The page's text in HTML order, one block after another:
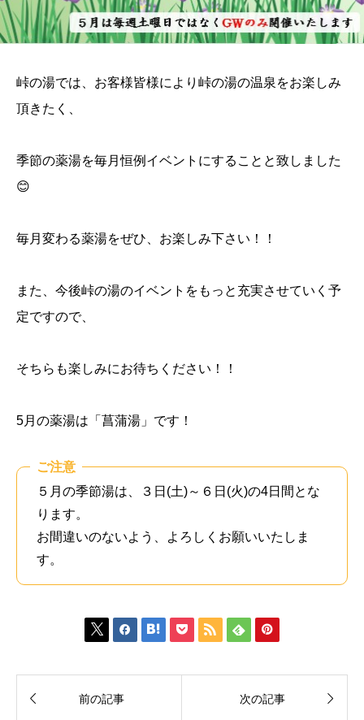
峠の湯では、お客様皆様により峠の湯の温泉をお楽しみ
頂きたく、
季節の薬湯を毎月恒例イベントにすることと致しました
😊
毎月変わる薬湯をぜひ、お楽しみ下さい！！
また、今後峠の湯のイベントをもっと充実させていく予
定ですので、
そちらも楽しみにお待ちください！！
5月の薬湯は「菖蒲湯」です！
ご注意
５月の季節湯は、３日(土)～６日(火)の4日間とな
ります。
お間違いのないよう、よろしくお願いいたしま
す。
      
 前の記事 次の記事 